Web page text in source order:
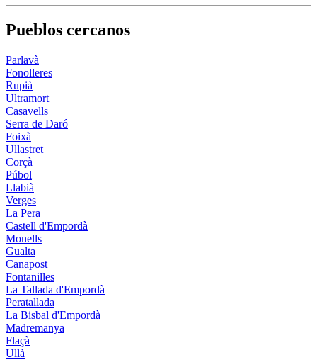
Pueblos cercanos
Parlavà
Fonolleres
Rupià
Ultramort
Casavells
Serra de Daró
Foixà
Ullastret
Corçà
Púbol
Llabià
Verges
La Pera
Castell d'Empordà
Monells
Gualta
Canapost
Fontanilles
La Tallada d'Empordà
Peratallada
La Bisbal d'Empordà
Madremanya
Flaçà
Ullà